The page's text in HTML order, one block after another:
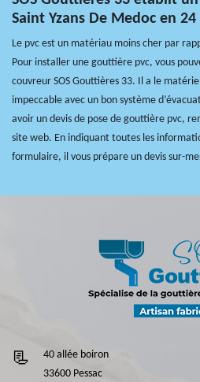
Saint Yzans De Medoc en
Le pvc est un matériau moins cher par
Pour installer une gouttière pvc, vous
couvreur SOS Gouttières 33. Il a le
impeccable avec un bon système
avoir un devis de pose de gouttière pvc,
site web. En indiquant toutes les
formulaire, il vous prépare un devis sur-
40 allée boiron
33600 Pessac